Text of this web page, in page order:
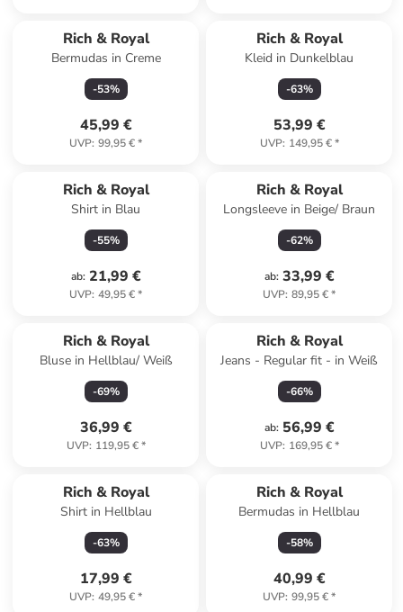
Rich & Royal
Bermudas in Creme
-53%
45,99 €
UVP: 99,95 €*
Rich & Royal
Kleid in Dunkelblau
-63%
53,99 €
UVP: 149,95 €*
Rich & Royal
Shirt in Blau
-55%
ab: 21,99 €
UVP: 49,95 €*
Rich & Royal
Longsleeve in Beige/ Braun
-62%
ab: 33,99 €
UVP: 89,95 €*
Rich & Royal
Bluse in Hellblau/ Weiß
-69%
36,99 €
UVP: 119,95 €*
Rich & Royal
Jeans - Regular fit - in Weiß
-66%
ab: 56,99 €
UVP: 169,95 €*
Rich & Royal
Shirt in Hellblau
-63%
17,99 €
UVP: 49,95 €*
Rich & Royal
Bermudas in Hellblau
-58%
40,99 €
UVP: 99,95 €*